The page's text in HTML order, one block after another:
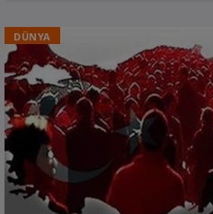
DÜNYA